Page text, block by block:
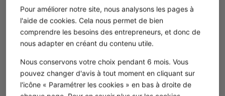
Pour améliorer notre site, nous analysons les pages à
l'aide de cookies. Cela nous permet de bien
comprendre les besoins des entrepreneurs, et donc de
nous adapter en créant du contenu utile.
Nous conservons votre choix pendant 6 mois. Vous
pouvez changer d'avis à tout moment en cliquant sur
l'icône « Paramétrer les cookies » en bas à droite de
tourisme
non
classé
Micro-BIC
– Meublé
tourisme
classé et
forfaitaire 50 %